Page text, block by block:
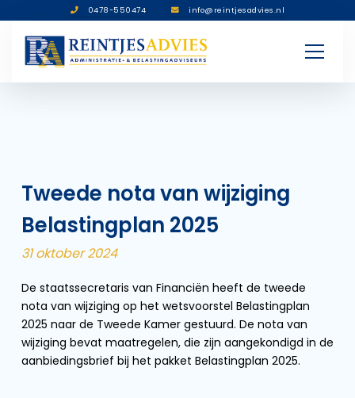
0478-550474 info@reintjesadvies.nl
Tweede nota van wijziging
Belastingplan 2025
31 oktober 2024
De staatssecretaris van Financiën heeft de tweede
nota van wijziging op het wetsvoorstel Belastingplan
2025 naar de Tweede Kamer gestuurd. De nota van
wijziging bevat maatregelen, die zijn aangekondigd in de
aanbiedingsbrief bij het pakket Belastingplan 2025.